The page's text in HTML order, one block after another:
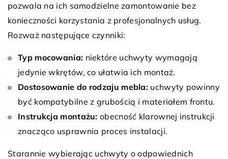
pozwala na ich samodzielne zamontowanie bez
konieczności korzystania z profesjonalnych usług.
Rozważ następujące czynniki:
Typ mocowania: niektóre uchwyty wymagają
jedynie wkrętów, co ułatwia ich montaż.
Dostosowanie do rodzaju mebla: uchwyty powinny
być kompatybilne z grubością i materiałem frontu.
Instrukcja montażu: obecność klarownej instrukcji
znacząco usprawnia proces instalacji.
Starannie wybierając uchwyty o odpowiednich